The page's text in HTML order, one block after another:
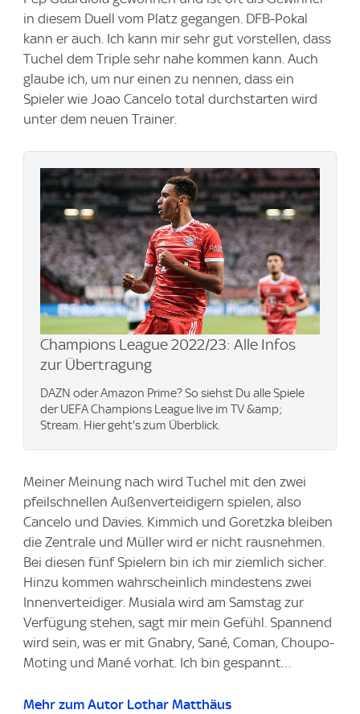
in diesem Duell vom Platz gegangen. DFB-Pokal
kann er auch. Ich kann mir sehr gut vorstellen, dass
Tuchel dem Triple sehr nahe kommen kann. Auch
glaube ich, um nur einen zu nennen, dass ein
Spieler wie Joao Cancelo total durchstarten wird
unter dem neuen Trainer.
Champions League 2022/23: Alle Infos
zur Übertragung
DAZN oder Amazon Prime? So siehst Du alle Spiele
der UEFA Champions League live im TV &amp;
Stream. Hier geht's zum Überblick.
Meiner Meinung nach wird Tuchel mit den zwei
pfeilschnellen Außenverteidigern spielen, also
Cancelo und Davies. Kimmich und Goretzka bleiben
die Zentrale und Müller wird er nicht rausnehmen.
Bei diesen fünf Spielern bin ich mir ziemlich sicher.
Hinzu kommen wahrscheinlich mindestens zwei
Innenverteidiger. Musiala wird am Samstag zur
Verfügung stehen, sagt mir mein Gefühl. Spannend
wird sein, was er mit Gnabry, Sané, Coman, Choupo-
Moting und Mané vorhat. Ich bin gespannt…
Mehr zum Autor Lothar Matthäus